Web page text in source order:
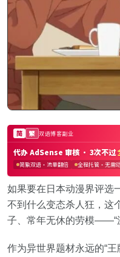
如果要在日本动漫界评选
不到什么变态杀人狂，这
子、常年无休的劳模——“
作为异世界题材永远的“